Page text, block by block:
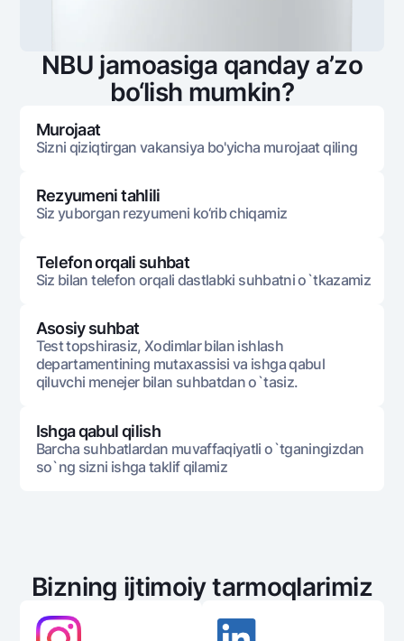
NBU jamoasiga qanday a’zo
bo‘lish mumkin?
Murojaat
Sizni qiziqtirgan vakansiya bo'yicha murojaat qiling
Rezyumeni tahlili
Siz yuborgan rezyumeni ko‘rib chiqamiz
Telefon orqali suhbat
Siz bilan telefon orqali dastlabki suhbatni o`tkazamiz
Asosiy suhbat
Test topshirasiz, Xodimlar bilan ishlash
departamentining mutaxassisi va ishga qabul
qiluvchi menejer bilan suhbatdan o`tasiz.
Ishga qabul qilish
Barcha suhbatlardan muvaffaqiyatli o`tganingizdan
so`ng sizni ishga taklif qilamiz
Bizning ijtimoiy tarmoqlarimiz